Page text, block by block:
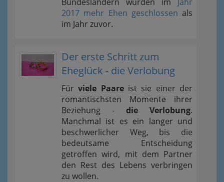
2017 mehr Ehen geschlossen als
im Jahr zuvor.
Der erste Schritt zum
Eheglück - die Verlobung
Fürviele Paareist sie einer der
romantischsten Momente ihrer
Beziehung - die Verlobung.
Manchmal ist es ein langer und
beschwerlicher Weg, bis die
bedeutsame Entscheidung
getroffen wird, mit dem Partner
den Rest des Lebens verbringen
zu wollen.